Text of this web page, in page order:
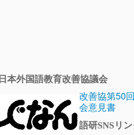
日本外国語教育改善協議会
改善協第50
会意見書
語研SNSリ